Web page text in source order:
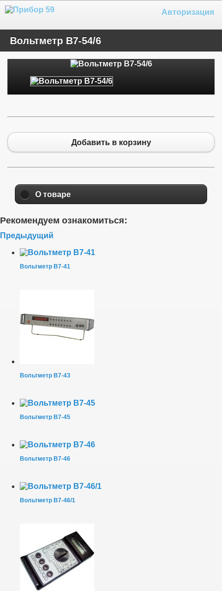
Авторизация
Вольтметр В7-54/6
Добавить в корзину
О товаре
Рекомендуем ознакомиться:
Предыдущий
Вольтметр В7-41
Вольтметр В7-43
Вольтметр В7-45
Вольтметр В7-46
Вольтметр В7-46/1